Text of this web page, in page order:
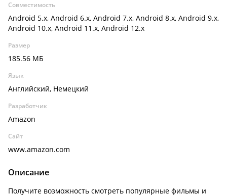
Совместимость
Android 5.x, Android 6.x, Android 7.x, Android 8.x, Android 9.x,
Android 10.x, Android 11.x, Android 12.x
Размер
185.56 МБ
Язык
Английский, Немецкий
Разработчик
Amazon
Сайт
www.amazon.com
Описание
Получите возможность смотреть популярные фильмы и